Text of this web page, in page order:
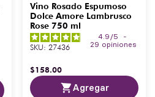
Vino Rosado Espumoso
Dolce Amore Lambrusco
Rose 750 ml
4.9 /5
-
29 opiniones
SKU: 27436
$158.00
Agregar